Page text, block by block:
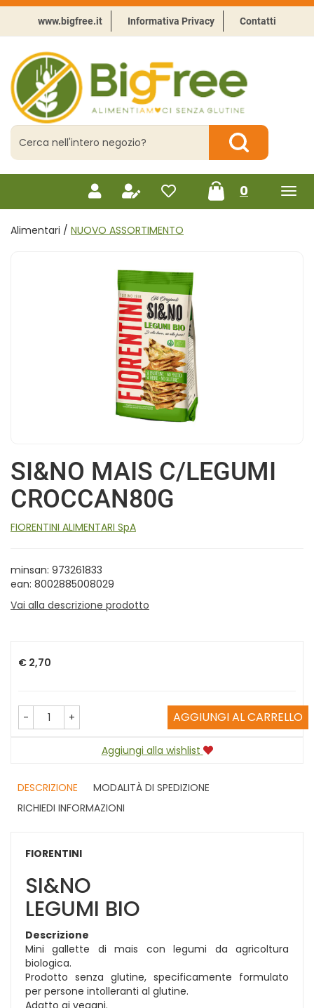
Passa
contenuto
principale
www.bigfree.it Informativa Privacy Contatti
BigFree
-
Punto
celiachia
Cerca
Prodotto
Cerca Prodotto
0prodotti
inseriti
Alimentari / NUOVO ASSORTIMENTO
SI&NO MAIS C/LEGUMI
CROCCAN80G
FIORENTINI ALIMENTARI SpA
minsan: 973261833
ean: 8002885008029
Vai alla descrizione prodotto
Prezzo
€ 2,70
- + AGGIUNGI AL CARRELLO
Aggiungi alla wishlist
DESCRIZIONE
MODALITÀ DI SPEDIZIONE
RICHIEDI INFORMAZIONI
FIORENTINI
SI&NO
LEGUMI BIO
Descrizione
Mini gallette di mais con legumi da agricoltura
biologica.
Prodotto senza glutine, specificamente formulato
per persone intolleranti al glutine.
Adatto ai vegani.